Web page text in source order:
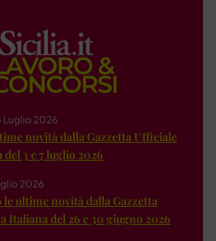
Luglio 2026
novità dalla Gazzetta Ufficiale
3 e 7 luglio 2026
2026
le ultime novità dalla Gazzetta
Italiana del 26 e 30 giugno 2026